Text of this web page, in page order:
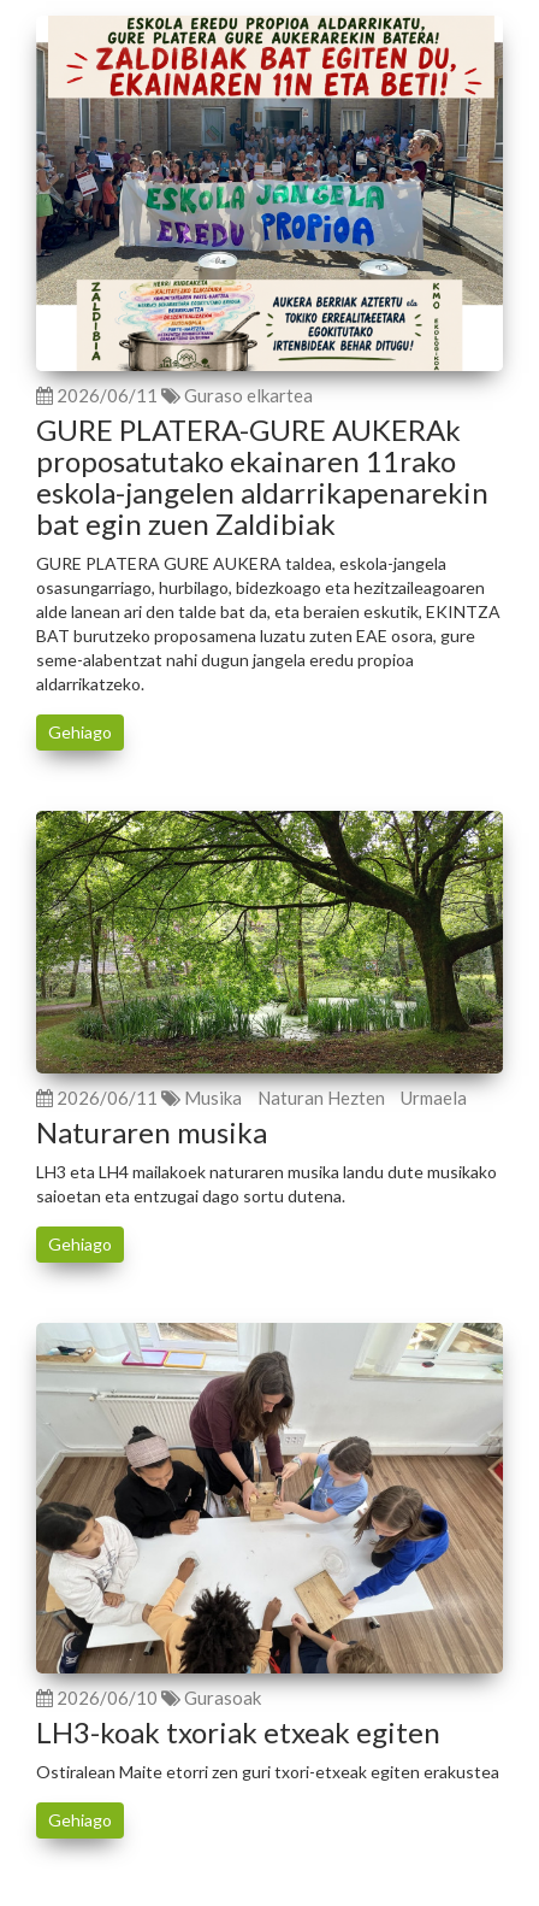
2026/06/11 Guraso elkartea
GURE PLATERA-GURE AUKERAk
proposatutako ekainaren 11rako
eskola-jangelen aldarrikapenarekin
bat egin zuen Zaldibiak
GURE PLATERA GURE AUKERA taldea, eskola-jangela
osasungarriago, hurbilago, bidezkoago eta hezitzaileagoaren
alde lanean ari den talde bat da, eta beraien eskutik, EKINTZA
BAT burutzeko proposamena luzatu zuten EAE osora, gure
seme-alabentzat nahi dugun jangela eredu propioa
aldarrikatzeko.
Gehiago
2026/06/11 Musika Naturan Hezten Urmaela
Naturaren musika
LH3 eta LH4 mailakoek naturaren musika landu dute musikako
saioetan eta entzugai dago sortu dutena.
Gehiago
2026/06/10 Gurasoak
LH3-koak txoriak etxeak egiten
Ostiralean Maite etorri zen guri txori-etxeak egiten erakustea
Gehiago